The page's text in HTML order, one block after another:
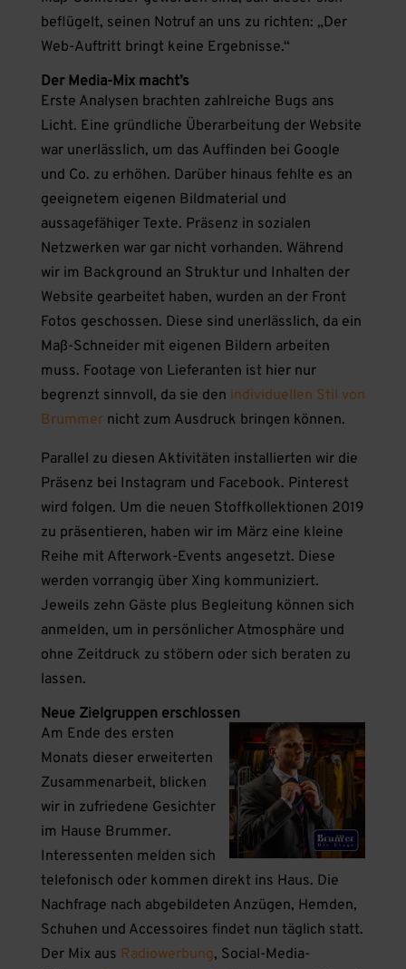
beflügelt, seinen Notruf an uns zu richten: „Der
Web-Auftritt bringt keine Ergebnisse.“
Der Media-Mix macht’s
Erste Analysen brachten zahlreiche Bugs ans
Licht. Eine gründliche Überarbeitung der Website
war unerlässlich, um das Auffinden bei Google
und Co. zu erhöhen. Darüber hinaus fehlte es an
geeignetem eigenen Bildmaterial und
aussagefähiger Texte. Präsenz in sozialen
Netzwerken war gar nicht vorhanden. Während
wir im Background an Struktur und Inhalten der
Website gearbeitet haben, wurden an der Front
Fotos geschossen. Diese sind unerlässlich, da ein
Maß-Schneider mit eigenen Bildern arbeiten
muss. Footage von Lieferanten ist hier nur
begrenzt sinnvoll, da sie den individuellen Stil von
Brummernicht zum Ausdruck bringen können.
Parallel zu diesen Aktivitäten installierten wir die
Präsenz bei Instagram und Facebook. Pinterest
wird folgen. Um die neuen Stoffkollektionen 2019
zu präsentieren, haben wir im März eine kleine
Reihe mit Afterwork-Events angesetzt. Diese
werden vorrangig über Xing kommuniziert.
Jeweils zehn Gäste plus Begleitung können sich
anmelden, um in persönlicher Atmosphäre und
ohne Zeitdruck zu stöbern oder sich beraten zu
lassen.
Neue Zielgruppen erschlossen
Am Ende des ersten
Monats dieser erweiterten
Zusammenarbeit, blicken
wir in zufriedene Gesichter
im Hause Brummer.
Interessenten melden sich
telefonisch oder kommen direkt ins Haus. Die
Nachfrage nach abgebildeten Anzügen, Hemden,
Schuhen und Accessoires findet nun täglich statt.
Der Mix aus Radiowerbung, Social-Media-